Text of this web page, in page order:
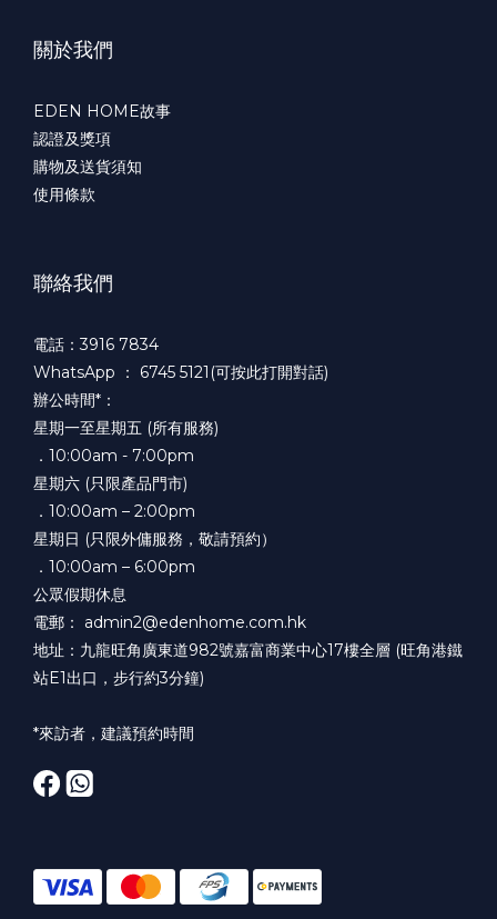
關於我們
EDEN HOME故事
認證及獎項
購物及送貨須知
使用條款
聯絡我們
電話：3916 7834
WhatsApp ： 6745 5121(可按此打開對話)
辦公時間*：
星期一至星期五 (所有服務)
．10:00am - 7:00pm
星期六 (只限產品門市)
．10:00am – 2:00pm
星期日 (只限外傭服務，敬請預約）
．10:00am – 6:00pm
公眾假期休息
電郵： admin2@edenhome.com.hk
地址：九龍旺角廣東道982號嘉富商業中心17樓全層 (旺角港鐵
站E1出口，步行約3分鐘)
*來訪者，建議預約時間